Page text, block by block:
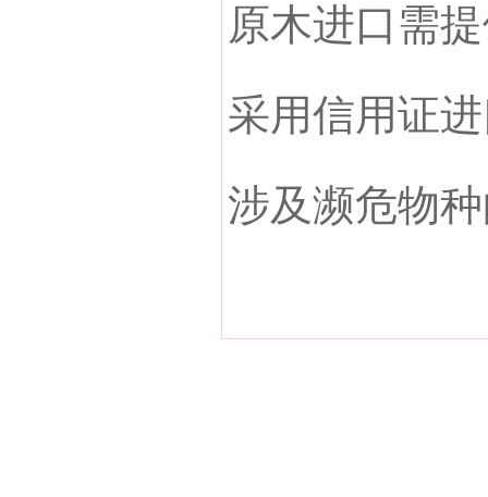
原木进口需
采用信用证
涉及濒危物